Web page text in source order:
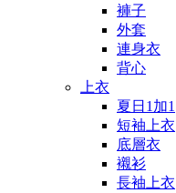
褲子
外套
連身衣
背心
上衣
夏日1加1
短袖上衣
底層衣
襯衫
長袖上衣